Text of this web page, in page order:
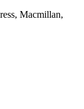
Macmillan,